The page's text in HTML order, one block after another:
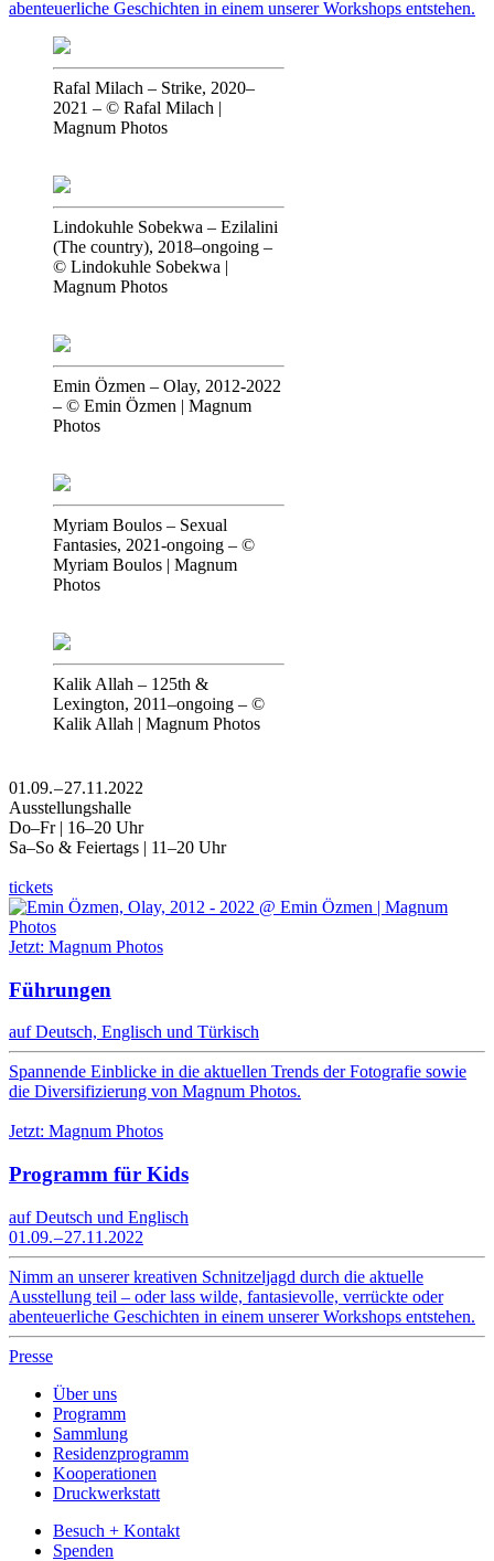
abenteuerliche Geschichten in einem unserer Workshops entstehen.
Rafal Milach – Strike, 2020–
2021 – © Rafal Milach |
Magnum Photos
Lindokuhle Sobekwa – Ezilalini
(The country), 2018–ongoing –
© Lindokuhle Sobekwa |
Magnum Photos
Emin Özmen – Olay, 2012-2022
– © Emin Özmen | Magnum
Photos
Myriam Boulos – Sexual
Fantasies, 2021-ongoing – ©
Myriam Boulos | Magnum
Photos
Kalik Allah – 125th &
Lexington, 2011–ongoing – ©
Kalik Allah | Magnum Photos
01.09. – 27.11.2022
Ausstellungshalle
Do–Fr | 16–20 Uhr
Sa–So & Feiertags | 11–20 Uhr
tickets
Jetzt: Magnum Photos
Führungen
auf Deutsch, Englisch und Türkisch
Spannende Einblicke in die aktuellen Trends der Fotografie sowie
die Diversifizierung von Magnum Photos.
Jetzt: Magnum Photos
Programm für Kids
auf Deutsch und Englisch
01.09. – 27.11.2022
Nimm an unserer kreativen Schnitzeljagd durch die aktuelle
Ausstellung teil – oder lass wilde, fantasievolle, verrückte oder
abenteuerliche Geschichten in einem unserer Workshops entstehen.
Presse
Über uns
Programm
Sammlung
Residenzprogramm
Kooperationen
Druckwerkstatt
Besuch + Kontakt
Spenden